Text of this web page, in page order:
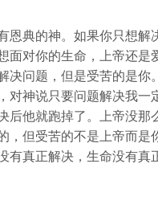
恩典的神。如果你只想解
面对你的生命，上帝还是
决问题，但是受苦的是你
对神说只要问题解决我一
后他就跑掉了。上帝没那
，但受苦的不是上帝而是
有真正解决，生命没有真